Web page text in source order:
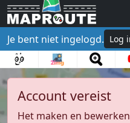
Je bent niet ingelogd. Log
Account vereist
Het maken en